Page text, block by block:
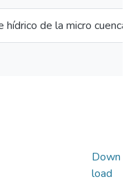
hídrico de la micro cuenca
Down
load